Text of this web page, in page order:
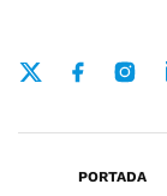
PORTADA